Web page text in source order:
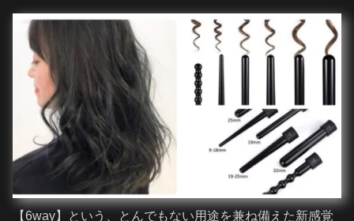
【6way】という、とんでもない用途を兼ね備えた新感覚